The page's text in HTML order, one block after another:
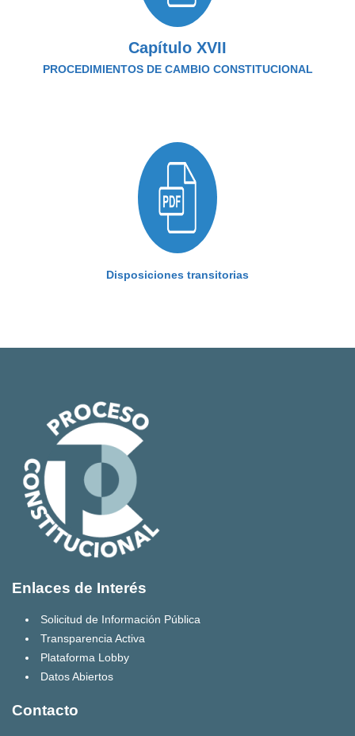
Capítulo XVII
PROCEDIMIENTOS DE CAMBIO CONSTITUCIONAL
Disposiciones transitorias
Enlaces de Interés
Solicitud de Información Pública
Transparencia Activa
Plataforma Lobby
Datos Abiertos
Contacto